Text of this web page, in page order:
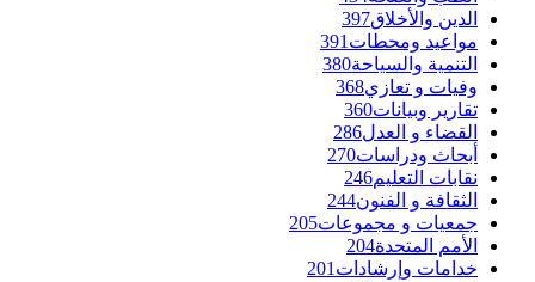
الدين والأخلاق397
مواعيد ومحطات391
التنمية والسياحة380
وفيات و تعازي368
تقارير وبيانات360
القضاء و العدل286
أبحاث ودراسات270
نقابات التعليم246
الثقافة و الفنون244
جمعيات و مجموعات205
الأمم المتحدة204
خدامات وإرشادات201